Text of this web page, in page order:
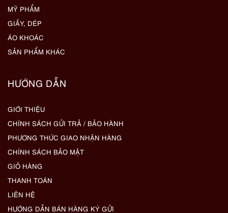
MỸ PHẨM
GIẦY, DÉP
ÁO KHOÁC
SẢN PHẨM KHÁC
HƯỚNG DẪN
GIỚI THIỆU
CHÍNH SÁCH GỬI TRẢ / BẢO HÀNH
PHƯƠNG THỨC GIAO NHẬN HÀNG
CHÍNH SÁCH BẢO MẬT
GIỎ HÀNG
THANH TOÁN
LIÊN HỆ
HƯỚNG DẪN BÁN HÀNG KÝ GỬI